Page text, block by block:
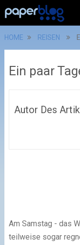
HOME REISEN
Ein paar
Autor Des
Am Samstag - das
teilweise sogar